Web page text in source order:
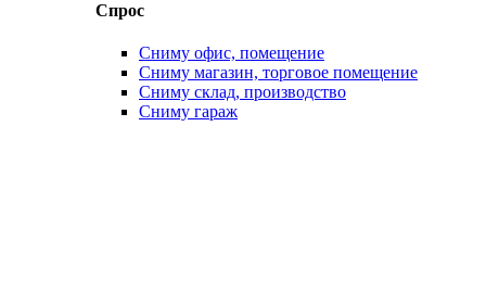
Спрос
Сниму офис, помещение
Сниму магазин, торговое помещение
Сниму склад, производство
Сниму гараж